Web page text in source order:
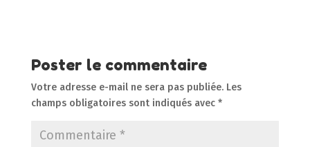
Poster le commentaire
Votre adresse e-mail ne sera pas publiée. Les
champs obligatoires sont indiqués avec *